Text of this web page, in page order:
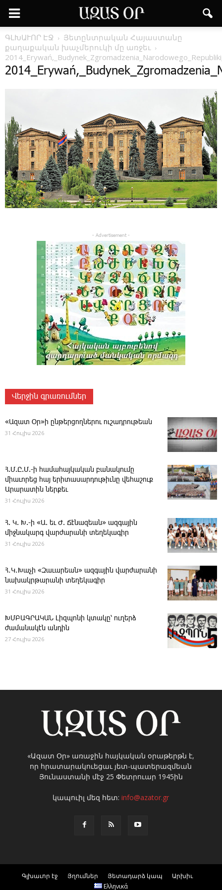
ԳԼԽԱՒՈՐ ԷՋ
­Յետընտրական Հայաստանը
քաղաքական խաչմերուկի մը առջեւ
- Advertisement -
Վերջին գրառումներ
«Ազատ Օր»ի ընթերցողներու ուշադրութեան
31 Հուլիս 2026
Հ.Մ.Ը.Մ.-ի համահայկական բանակումը
միաւորեց հայ երիտասարդութիւնը վեհաշուք
Արարատին ներքեւ
31 Հուլիս 2026
Հ. Կ. Խ.-ի «Ա. եւ Ժ. ­Ճէնազեան» ազգային
միջնակարգ վարժարանի տեղեկագիր
31 Հուլիս 2026
Հ․Կ․Խաչի «Զաւարեան» ազգային վարժարանի
նախակրթարանի տեղեկագիր
31 Հուլիս 2026
ԽՄԲԱԳՐԱԿԱՆ ­Լիզպոնի կտակը՝ ուղերձ
ժամանակէն անդին
27 Հուլիս 2026
«Ազատ Օր» առաջին հայկական օրաթերթն է,
որ հրատարակուեցաւ յետ-պատերազմեան
Յունաստանի մէջ 25 Փետրուար 1945ին
կապուիլ մեզ հետ:info@azator.gr
Գլխաւոր էջ Յղումներ Յետադարձ կապ
Արխիւ
Ελληνικά